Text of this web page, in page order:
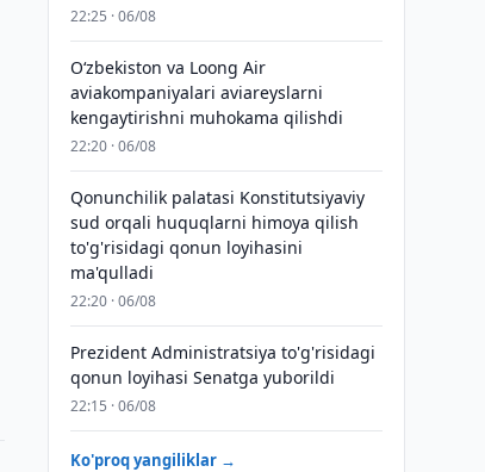
22:25 · 06/08
Oʻzbekiston va Loong Air
aviakompaniyalari aviareyslarni
kengaytirishni muhokama qilishdi
22:20 · 06/08
Qonunchilik palatasi Konstitutsiyaviy
sud orqali huquqlarni himoya qilish
to'g'risidagi qonun loyihasini
ma'qulladi
22:20 · 06/08
Prezident Administratsiya to'g'risidagi
qonun loyihasi Senatga yuborildi
22:15 · 06/08
Ko'proq yangiliklar →